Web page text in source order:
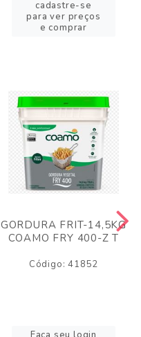
cadastre-se
para ver preços
e comprar
GORDURA FRIT-14,5KG
COAMO FRY 400-Z T
Código: 41852